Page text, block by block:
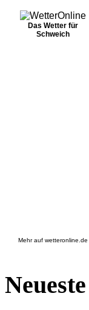
Das Wetter für
Schweich
Mehr auf wetteronline.de
Neueste